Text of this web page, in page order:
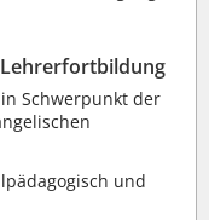
Schwerpunkt der
und